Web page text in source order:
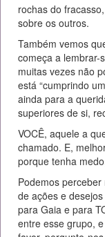
rochas do
sobre os outros.
Também vemos
começa a lembrar-
muitas vezes não
está “cumprindo
ainda para a
superiores de si,
VOCÊ, aquele a
chamado. E,
porque tenha
Podemos
de ações e
para Gaia e para
entre esse grupo,